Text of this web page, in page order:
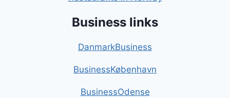
Business links
DanmarkBusiness
BusinessKøbenhavn
BusinessOdense